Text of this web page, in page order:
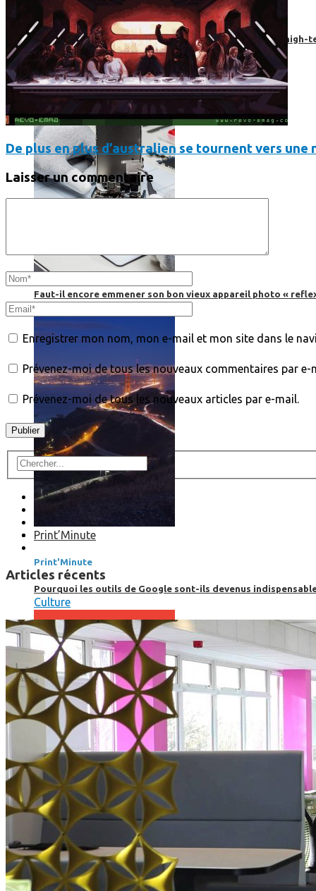
Prendre une extension de garantie pour vos appareils high-
Faut-il encore emmener son bon vieux appareil photo «
Print’Minute
Print'Minute
Pourquoi les outils de Google sont-ils devenus
Comment utiliser « Photoshop » gratuitement et légalement
De plus en plus d’australien se tournent vers
Laisser un commentaire
Enregistrer mon nom, mon e-mail et mon site dans le
Prévenez-moi de tous les nouveaux commentaires par e-
Prévenez-moi de tous les nouveaux articles par e-mail.
Articles récents
Culture